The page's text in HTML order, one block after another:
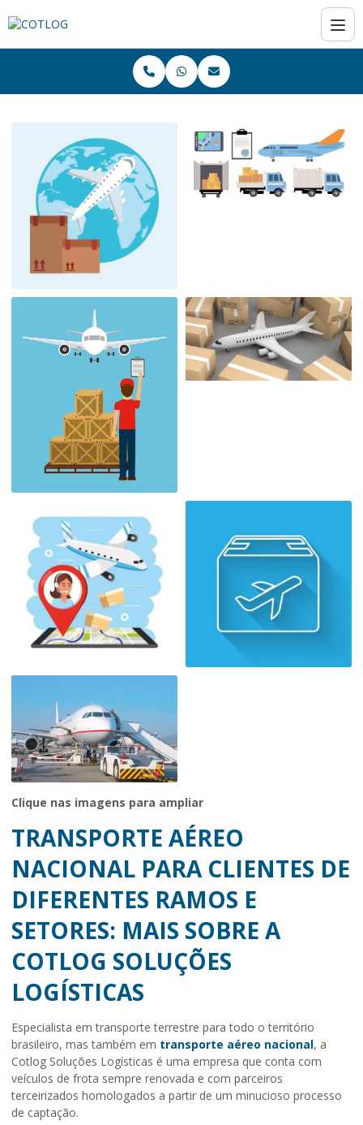
Clique nas imagens para ampliar
TRANSPORTE AÉREO
NACIONAL PARA CLIENTES DE
DIFERENTES RAMOS E
SETORES: MAIS SOBRE A
COTLOG SOLUÇÕES
LOGÍSTICAS
Especialista em transporte terrestre para todo o território
brasileiro, mas também em transporte aéreo nacional, a
Cotlog Soluções Logísticas é uma empresa que conta com
veículos de frota sempre renovada e com parceiros
terceirizados homologados a partir de um minucioso processo
de captação.